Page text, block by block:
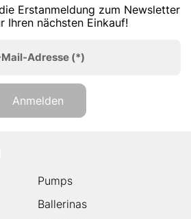
Erstanmeldung zum Newsletter
Ihren nächsten Einkauf!
Mail-Adresse (*)
Anmelden
Pumps
Ballerinas